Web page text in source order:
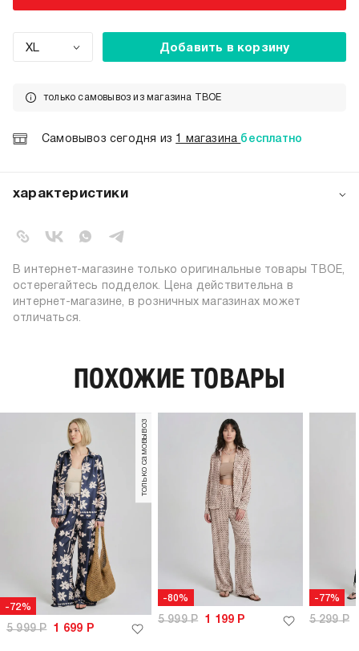
XL Добавить в корзину
только самовывоз из магазина ТВОЕ
Самовывоз сегодня из 1 магазина бесплатно
характеристики
коллекция:
вид застежки:
резинка
цвет:
серый
состав:
79% полиэстер, 21% эластан
однотонный
утеплитель:
без утепления
тип карманов:
без карманов
вид бретелей:
без бретелей
плотность материала,
В интернет-магазине только оригинальные товары ТВОЕ,
остерегайтесь подделок. Цена действительна в
интернет-магазине, в розничных магазинах может
отличаться.
ПОХОЖИЕ ТОВАРЫ
-72%
только самовывоз
5 999Р 1 699 Р
-80%
5 999Р 1 199 Р
-77%
5 299Р